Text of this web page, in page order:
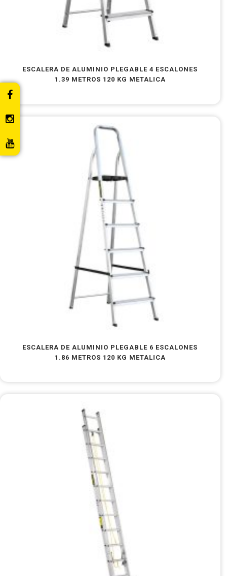
ESCALERA DE ALUMINIO PLEGABLE 4 ESCALONES
1.39 METROS 120 KG METALICA
ESCALERA DE ALUMINIO PLEGABLE 6 ESCALONES
1.86 METROS 120 KG METALICA